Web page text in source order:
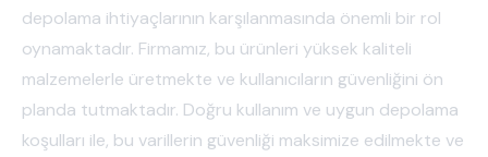
depolama ihtiyaçlarının karşılanmasında önemli bir rol
oynamaktadır. Firmamız, bu ürünleri yüksek kaliteli
malzemelerle üretmekte ve kullanıcıların güvenliğini ön
planda tutmaktadır. Doğru kullanım ve uygun depolama
koşulları ile, bu varillerin güvenliği maksimize edilmekte ve